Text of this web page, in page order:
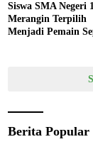
Siswa SMA Negeri
Merangin Terpilih
Menjadi Pemain
Berita Popular